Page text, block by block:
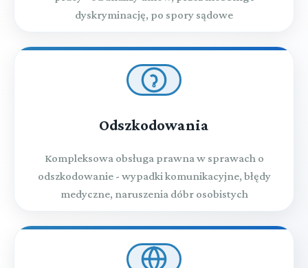
dyskryminację, po spory sądowe
Odszkodowania
Kompleksowa obsługa prawna w sprawach o
odszkodowanie - wypadki komunikacyjne, błędy
medyczne, naruszenia dóbr osobistych